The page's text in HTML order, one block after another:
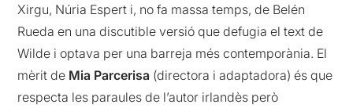
Xirgu, Núria Espert i, no fa massa temps, de Belén
Rueda en una discutible versió que defugia el text de
Wilde i optava per una barreja més contemporània. El
mèrit de Mia Parcerisa (directora i adaptadora) és que
respecta les paraules de l’autor irlandès però